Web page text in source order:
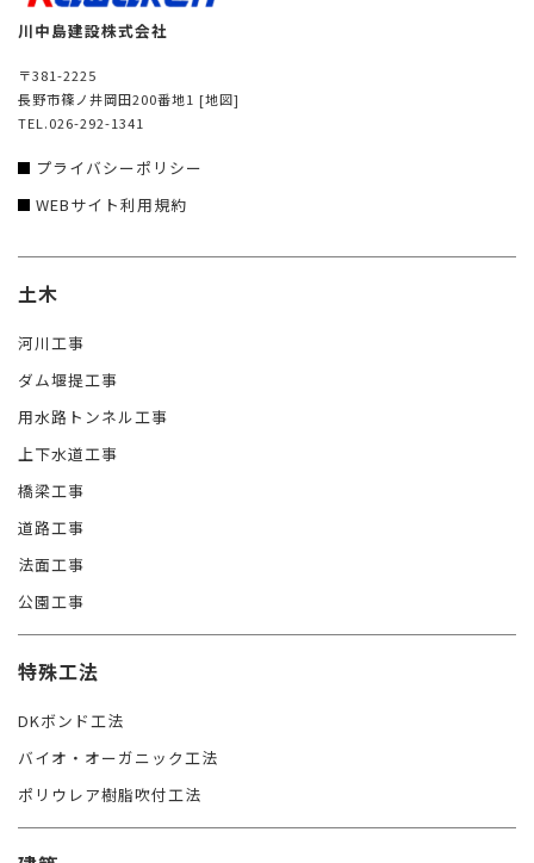
川中島建設株式会社
〒381-2225
長野市篠ノ井岡田200番地1 [地図]
TEL.026-292-1341
プライバシーポリシー
WEBサイト利用規約
土木
河川工事
ダム堰提工事
用水路トンネル工事
上下水道工事
橋梁工事
道路工事
法面工事
公園工事
特殊工法
DKボンド工法
バイオ・オーガニック工法
ポリウレア樹脂吹付工法